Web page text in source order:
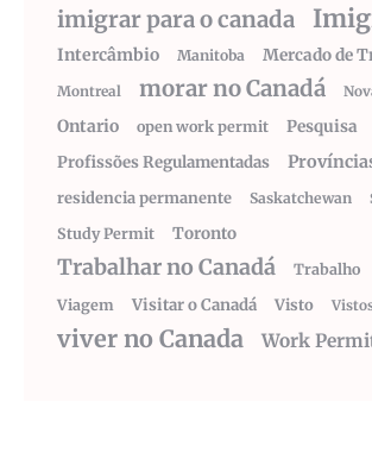
imigrar para o canada
Intercâmbio Manitoba Mercado de
Montreal morar no Canadá
Ontario open work permit Pesquisa
Profissões Regulamentadas
residencia permanente
Saskatchewan
Study Permit Toronto
Trabalhar no Canadá Trabalho
Viagem Visitar o Canadá Visto
viver no Canada Work